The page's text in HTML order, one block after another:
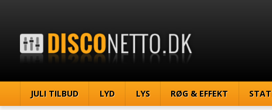
JULI TILBUD LYD LYS RØG & EFFEKT